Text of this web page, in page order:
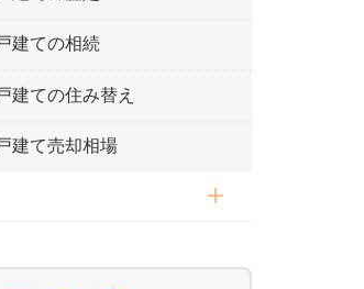
建ての相続
建ての住み替え
建て売却相場